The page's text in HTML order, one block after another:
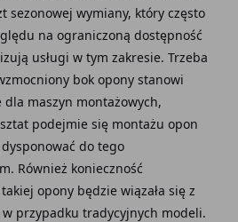
sezonowej wymiany, który często
na ograniczoną dostępność
usługi w tym zakresie. Trzeba
bok opony stanowi
maszyn montażowych,
podejmie się montażu opon
do tego
Również konieczność
opony będzie wiązała się z
przypadku tradycyjnych modeli.